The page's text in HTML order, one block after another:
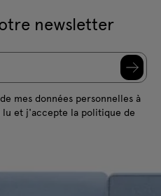
newsletter
mes données personnelles à
lu et j'accepte la politique de